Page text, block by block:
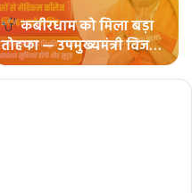
कबीरधाम को मिला बड़ा
तोहफा — उपमुख्यमंत्री विजय
शर्मा के प्रयासों से मेडिकल
कॉलेज के लिए 60 पदों की